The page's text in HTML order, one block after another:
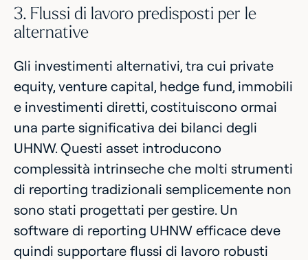
3. Flussi di lavoro predisposti per le
alternative
Gli investimenti alternativi, tra cui private
equity, venture capital, hedge fund, immobili
e investimenti diretti, costituiscono ormai
una parte significativa dei bilanci degli
UHNW. Questi asset introducono
complessità intrinseche che molti strumenti
di reporting tradizionali semplicemente non
sono stati progettati per gestire. Un
software di reporting UHNW efficace deve
quindi supportare flussi di lavoro robusti